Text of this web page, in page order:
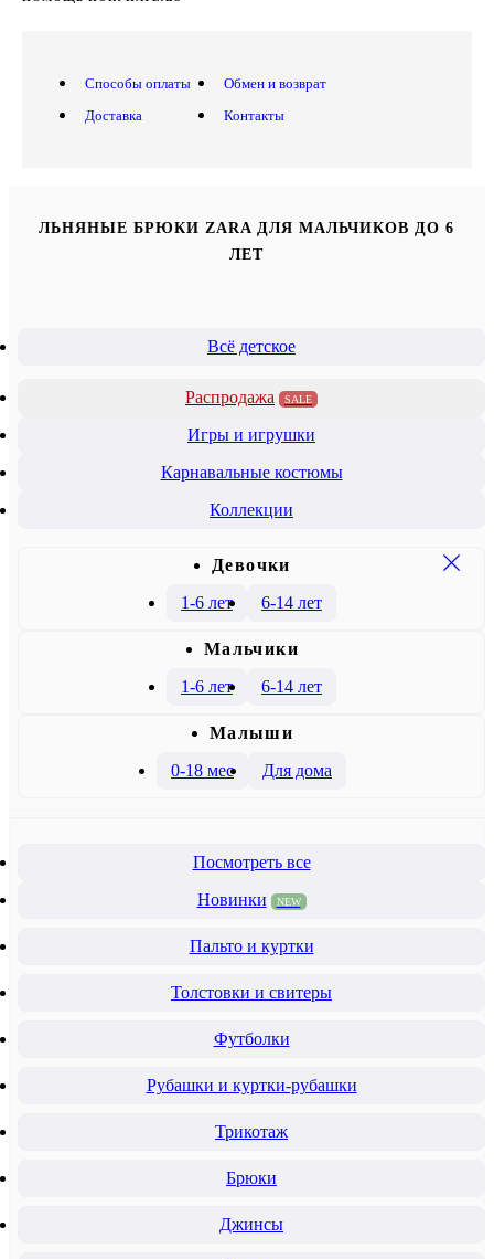
Способы оплаты
Доставка
Обмен и возврат
Контакты
ЛЬНЯНЫЕ БРЮКИ ZARA ДЛЯ МАЛЬЧИКОВ ДО 6
ЛЕТ
Всё детское
Распродажа SALE
Игры и игрушки
Карнавальные костюмы
Коллекции
Девочки
1-6 лет
6-14 лет
Mальчики
1-6 лет
6-14 лет
Малыши
0-18 мес
Для дома
Посмотреть все
Новинки
NEW
Пальто и куртки
Толстовки и свитеры
Футболки
Рубашки и куртки-рубашки
Трикотаж
Брюки
Джинсы